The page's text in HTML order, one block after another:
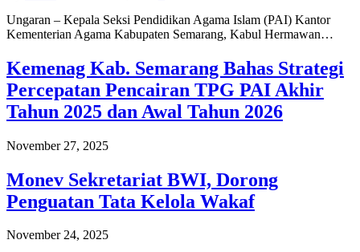
Ungaran – Kepala Seksi Pendidikan Agama Islam (PAI) Kantor
Kementerian Agama Kabupaten Semarang, Kabul Hermawan…
Kemenag Kab. Semarang Bahas Strategi
Percepatan Pencairan TPG PAI Akhir
Tahun 2025 dan Awal Tahun 2026
November 27, 2025
Monev Sekretariat BWI, Dorong
Penguatan Tata Kelola Wakaf
November 24, 2025